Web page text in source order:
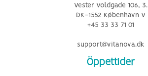
Vester Voldgade 106, 3.
DK-1552 København V
+45 33 33 71 01
support@vitanova.dk
Öppettider